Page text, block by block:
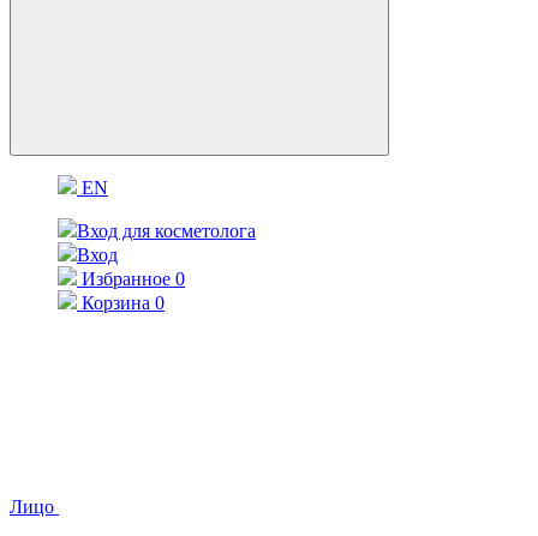
EN
Вход для косметолога
Вход
Избранное 0
Корзина 0
Лицо